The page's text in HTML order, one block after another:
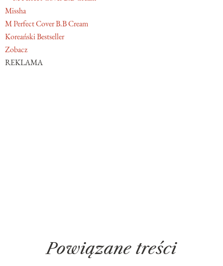
Missha
M Perfect Cover B.B Cream
Koreański Bestseller
Zobacz
REKLAMA
Powiązane treści